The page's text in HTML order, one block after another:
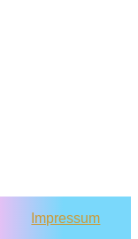
Impressum